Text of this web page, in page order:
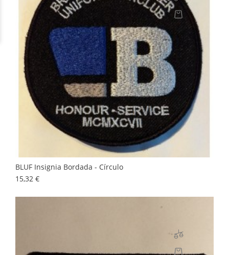
BLUF Insignia Bordada - Círculo
15,32 €Precio